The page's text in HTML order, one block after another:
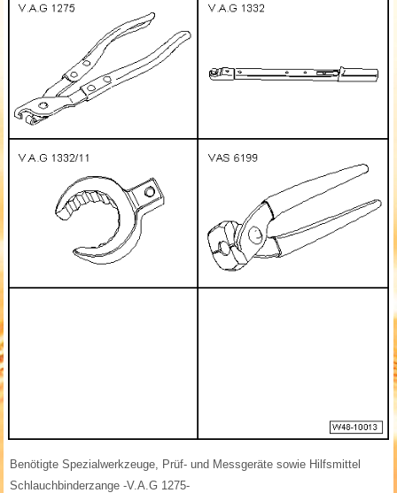
Benötigte Spezialwerkzeuge, Prüf- und Messgeräte sowie Hilfsmittel
Schlauchbinderzange -V.A.G 1275-